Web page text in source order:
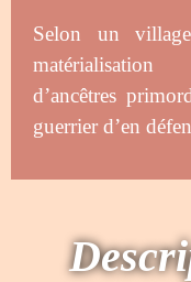
Selon un
d’ancêtres
guerrier d’en